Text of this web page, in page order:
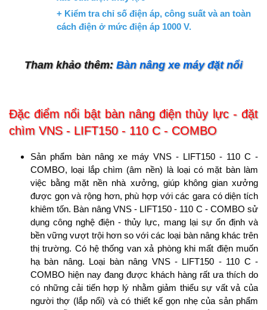
+ Kiểm tra chỉ số điện áp, công suất và an toàn
cách điện ở mức điện áp 1000 V.
Tham khảo thêm: Bàn nâng xe máy đặt nổi
Đặc điểm nổi bật bàn nâng điện thủy lực - đặt
chìm VNS - LIFT150 - 110 C - COMBO
Sản phẩm bàn nâng xe máy VNS - LIFT150 - 110 C -
COMBO, loại lắp chìm (âm nền) là loại có mặt bàn làm
việc bằng mặt nền nhà xưởng, giúp không gian xưởng
được gọn và rộng hơn, phù hợp với các gara có diện tích
khiêm tốn. Bàn nâng VNS - LIFT150 - 110 C - COMBO sử
dụng công nghệ điện - thủy lực, mang lại sự ổn định và
bền vững vượt trội hơn so với các loại bàn nâng khác trên
thị trường. Có hệ thống van xả phòng khi mất điện muốn
hạ bàn nâng. Loại bàn nâng VNS - LIFT150 - 110 C -
COMBO hiện nay đang được khách hàng rất ưa thích do
có những cải tiến hợp lý nhằm giảm thiểu sự vất vả của
người thợ (lắp nổi) và có thiết kế gọn nhẹ của sản phẩm